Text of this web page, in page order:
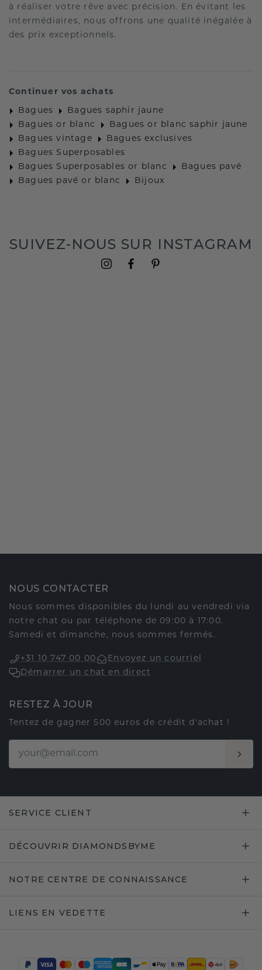
à réaliser votre rêve avec précision. En évitant les
intermédiaires, nous offrons une qualité inégalée à
des prix exceptionnels.
Continuer vos achats
Bagues
Bagues saphir jaune
Bagues or blanc
Bagues or blanc saphir jaune
Bagues vintage
Bagues exclusives
Bagues Superposables
Bagues Superposables or blanc
Bagues pavé
Bagues pavé or blanc
Bijoux
SUIVEZ-NOUS SUR INSTAGRAM
NOUS CONTACTER
Nous sommes disponibles du lundi au vendredi via
notre chat ou par téléphone de 09:00 à 17:00.
Samedi et dimanche, nous sommes fermés.
+31 10 747 00 00
Envoyez un courriel
Démarrer un chat en direct
RESTEZ À JOUR
Tentez de gagner 500 euros de crédit d'achat !
SERVICE CLIENT
DÉCOUVRIR DIAMONDSBYME
NOTRE CENTRE DE CONNAISSANCE
LIENS EN VEDETTE